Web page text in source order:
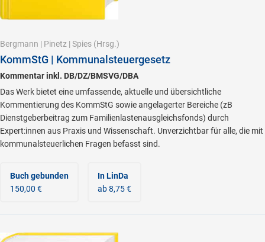
Bergmann | Pinetz | Spies (Hrsg.)
KommStG | Kommunalsteuergesetz
Kommentar inkl. DB/DZ/BMSVG/DBA
Das Werk bietet eine umfassende, aktuelle und übersichtliche
Kommentierung des KommStG sowie angelagerter Bereiche (zB
Dienstgeberbeitrag zum Familienlastenausgleichsfonds) durch
Expert:innen aus Praxis und Wissenschaft. Unverzichtbar für alle, die mit
kommunalsteuerlichen Fragen befasst sind.
Buch gebunden
150,00 €
In LinDa
ab 8,75 €